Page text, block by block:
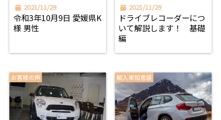
2021/11/29
令和3年10月9日 愛媛県K
様 男性
2021/11/29
ドライブレコーダーにつ
いて解説します！ 基礎
編
お客様の声 輸入車知恵袋